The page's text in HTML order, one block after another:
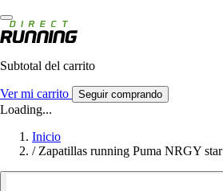
Subtotal del carrito
Ver mi carrito Seguir comprando
Loading...
Inicio
/ Zapatillas running Puma NRGY star